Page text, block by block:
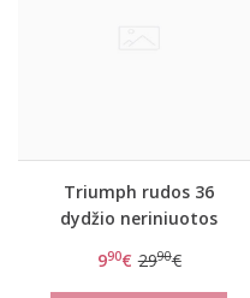
Triumph rudos 36
dydžio neriniuotos
300 Maxi
990€ 2990€